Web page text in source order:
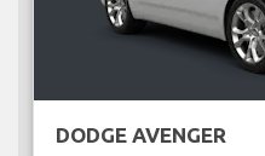
DODGE AVENGER